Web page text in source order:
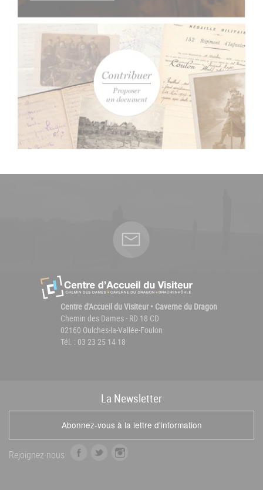
Centre d'Accueil du Visiteur • Caverne du Dragon
Chemin des Dames - RD 18 CD
02160 Oulches-la-Vallée-Foulon
Tél. : 03 23 25 14 18
La Newsletter
Abonnez-vous à la lettre d'information
Rejoignez-nous